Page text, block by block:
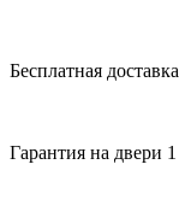
Бесплатная
Гарантия на двери